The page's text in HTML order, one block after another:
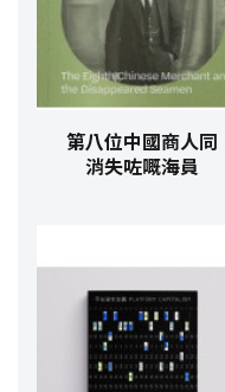
第八位中國商人同
消失咗嘅海員